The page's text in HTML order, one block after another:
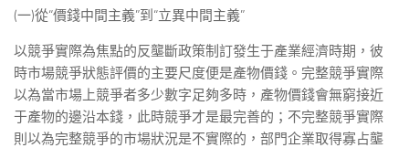
(一)從“價錢中間主義”到“立異中間主義”
以競爭實際為焦點的反壟斷政策制訂發生于產業經濟時期，彼
時市場競爭狀態評價的主要尺度便是產物價錢。完整競爭實際
以為當市場上競爭者多少數字足夠多時，產物價錢會無窮接近
于產物的邊沿本錢，此時競爭才是最完善的；不完整競爭實際
則以為完整競爭的市場狀況是不實際的，部門企業取得寡占壟